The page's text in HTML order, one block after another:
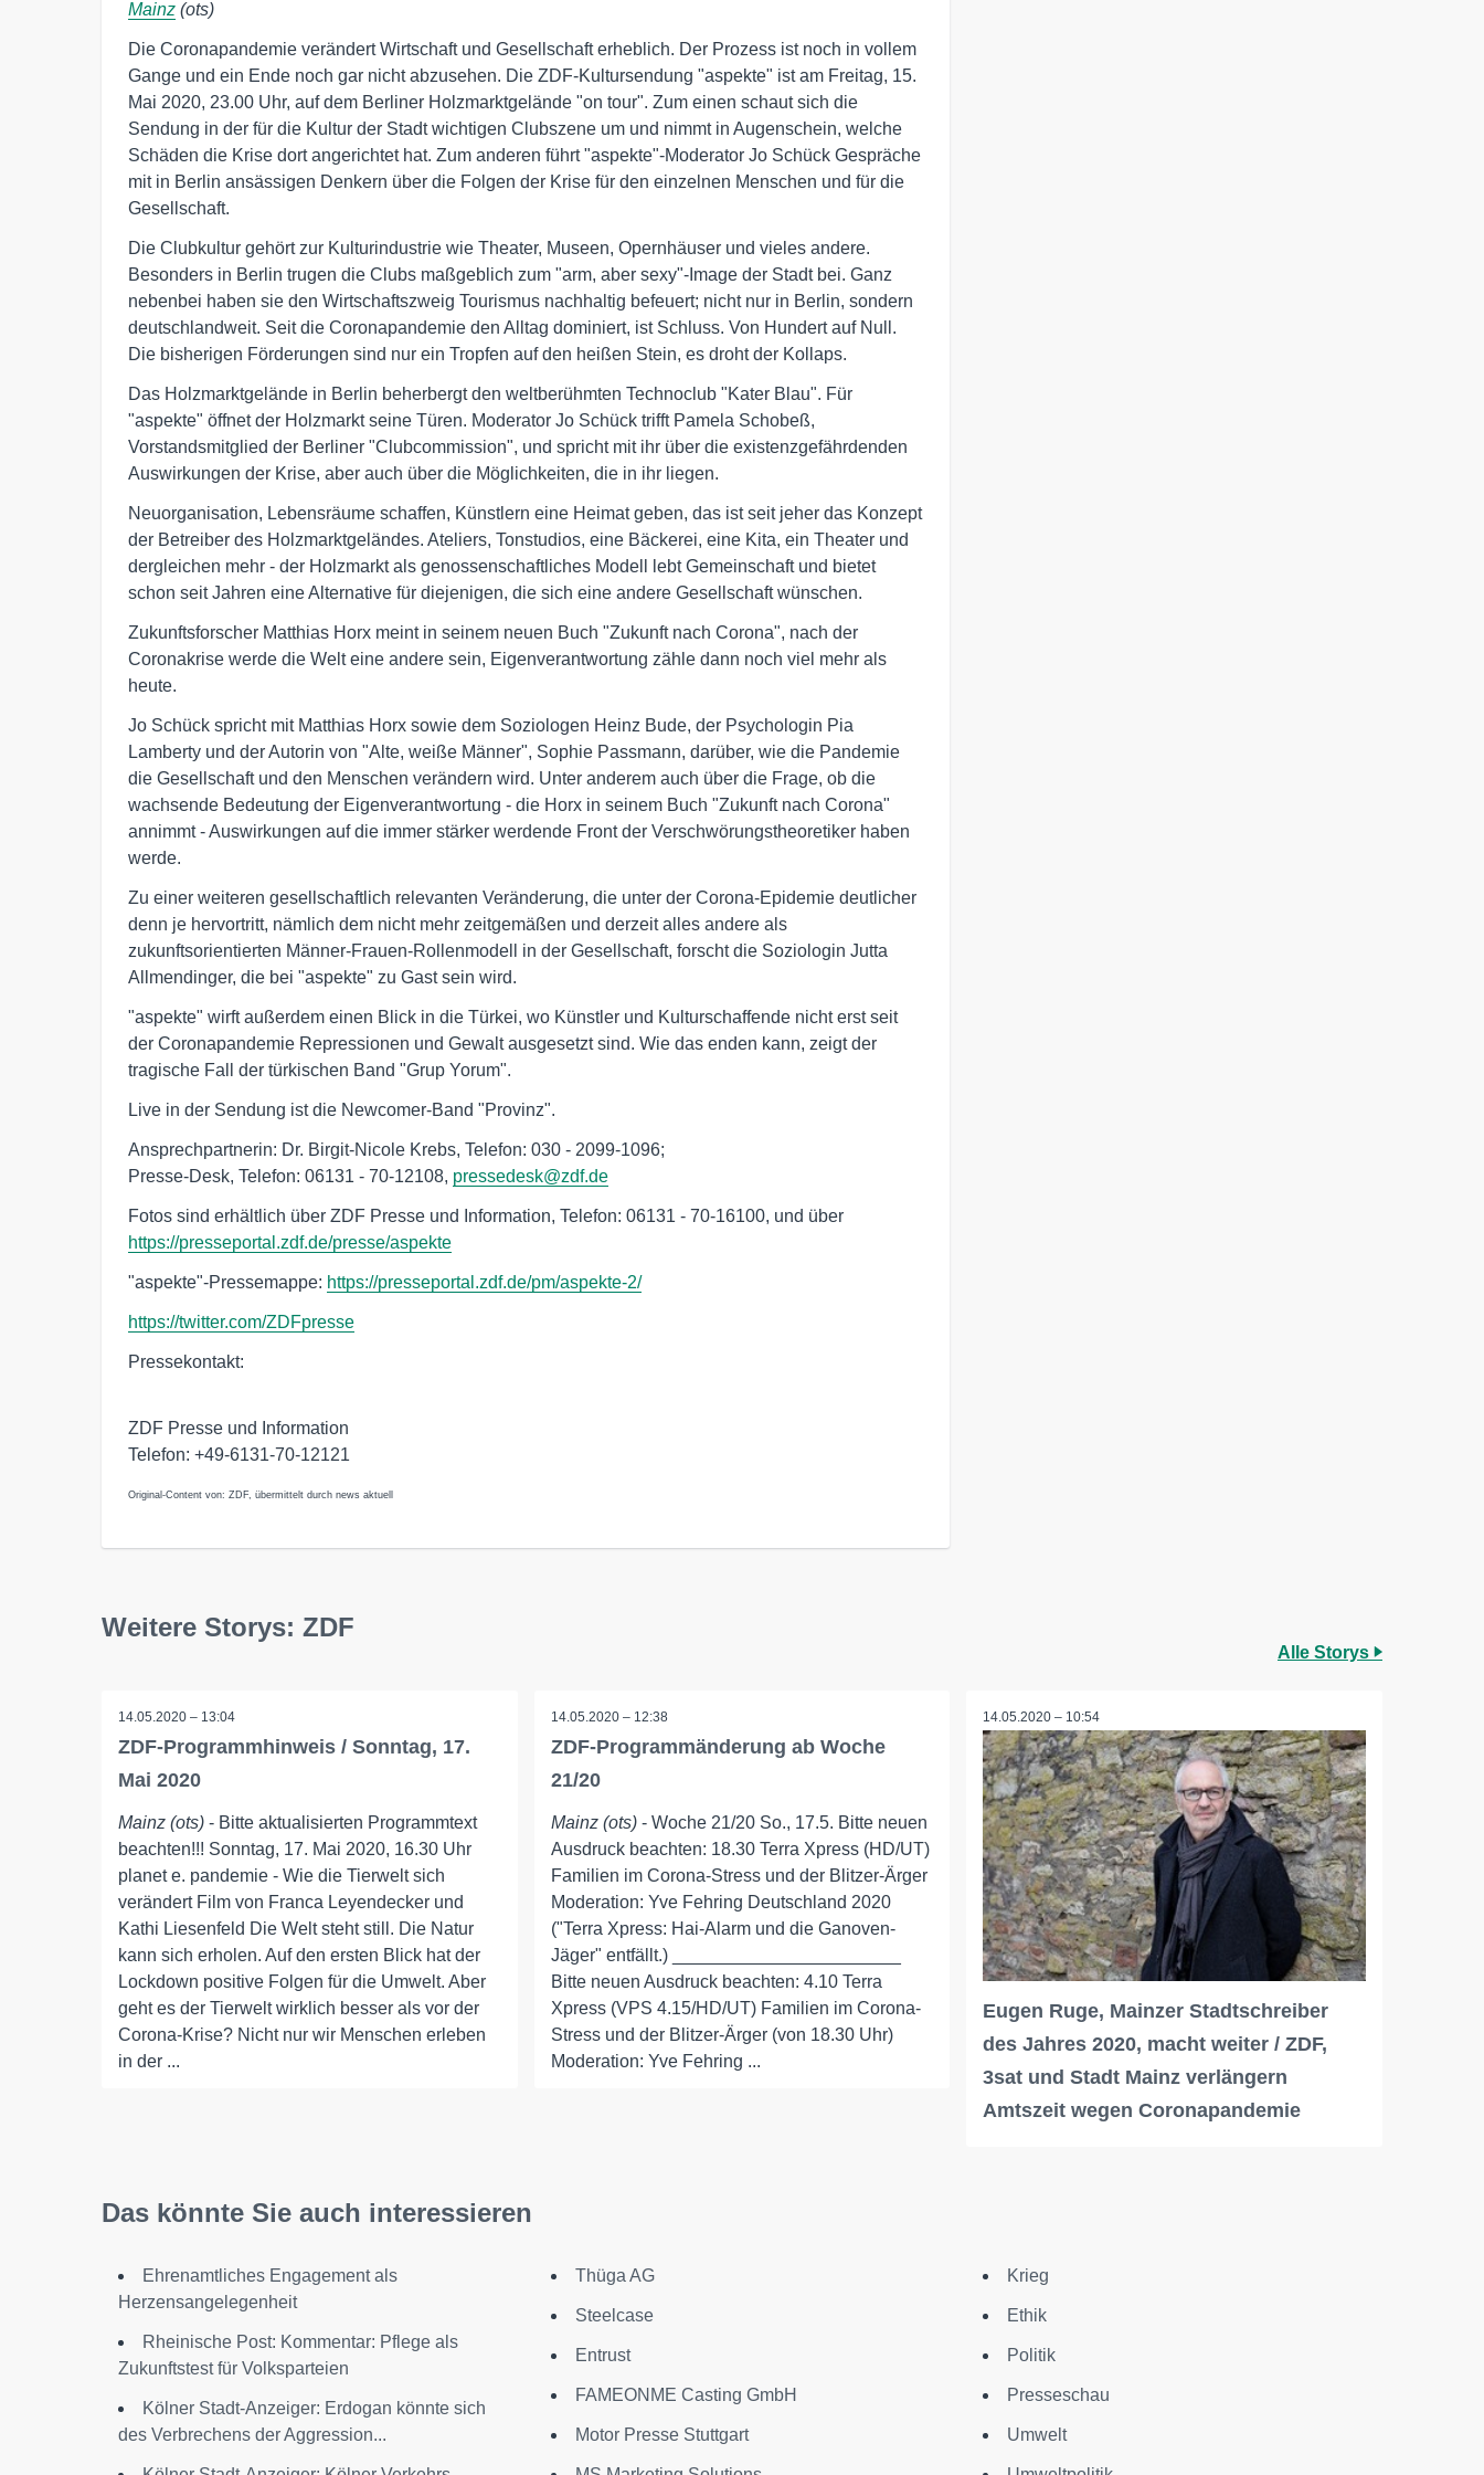
Mainz (ots)
Die Coronapandemie verändert Wirtschaft und Gesellschaft erheblich. Der Prozess ist noch in vollem
Gange und ein Ende noch gar nicht abzusehen. Die ZDF-Kultursendung "aspekte" ist am Freitag, 15.
Mai 2020, 23.00 Uhr, auf dem Berliner Holzmarktgelände "on tour". Zum einen schaut sich die
Sendung in der für die Kultur der Stadt wichtigen Clubszene um und nimmt in Augenschein, welche
Schäden die Krise dort angerichtet hat. Zum anderen führt "aspekte"-Moderator Jo Schück Gespräche
mit in Berlin ansässigen Denkern über die Folgen der Krise für den einzelnen Menschen und für die
Gesellschaft.
Die Clubkultur gehört zur Kulturindustrie wie Theater, Museen, Opernhäuser und vieles andere.
Besonders in Berlin trugen die Clubs maßgeblich zum "arm, aber sexy"-Image der Stadt bei. Ganz
nebenbei haben sie den Wirtschaftszweig Tourismus nachhaltig befeuert; nicht nur in Berlin, sondern
deutschlandweit. Seit die Coronapandemie den Alltag dominiert, ist Schluss. Von Hundert auf Null.
Die bisherigen Förderungen sind nur ein Tropfen auf den heißen Stein, es droht der Kollaps.
Das Holzmarktgelände in Berlin beherbergt den weltberühmten Technoclub "Kater Blau". Für
"aspekte" öffnet der Holzmarkt seine Türen. Moderator Jo Schück trifft Pamela Schobeß,
Vorstandsmitglied der Berliner "Clubcommission", und spricht mit ihr über die existenzgefährdenden
Auswirkungen der Krise, aber auch über die Möglichkeiten, die in ihr liegen.
Neuorganisation, Lebensräume schaffen, Künstlern eine Heimat geben, das ist seit jeher das Konzept
der Betreiber des Holzmarktgeländes. Ateliers, Tonstudios, eine Bäckerei, eine Kita, ein Theater und
dergleichen mehr - der Holzmarkt als genossenschaftliches Modell lebt Gemeinschaft und bietet
schon seit Jahren eine Alternative für diejenigen, die sich eine andere Gesellschaft wünschen.
Zukunftsforscher Matthias Horx meint in seinem neuen Buch "Zukunft nach Corona", nach der
Coronakrise werde die Welt eine andere sein, Eigenverantwortung zähle dann noch viel mehr als
heute.
Jo Schück spricht mit Matthias Horx sowie dem Soziologen Heinz Bude, der Psychologin Pia
Lamberty und der Autorin von "Alte, weiße Männer", Sophie Passmann, darüber, wie die Pandemie
die Gesellschaft und den Menschen verändern wird. Unter anderem auch über die Frage, ob die
wachsende Bedeutung der Eigenverantwortung - die Horx in seinem Buch "Zukunft nach Corona"
annimmt - Auswirkungen auf die immer stärker werdende Front der Verschwörungstheoretiker haben
werde.
Zu einer weiteren gesellschaftlich relevanten Veränderung, die unter der Corona-Epidemie deutlicher
denn je hervortritt, nämlich dem nicht mehr zeitgemäßen und derzeit alles andere als
zukunftsorientierten Männer-Frauen-Rollenmodell in der Gesellschaft, forscht die Soziologin Jutta
Allmendinger, die bei "aspekte" zu Gast sein wird.
"aspekte" wirft außerdem einen Blick in die Türkei, wo Künstler und Kulturschaffende nicht erst seit
der Coronapandemie Repressionen und Gewalt ausgesetzt sind. Wie das enden kann, zeigt der
tragische Fall der türkischen Band "Grup Yorum".
Live in der Sendung ist die Newcomer-Band "Provinz".
Ansprechpartnerin: Dr. Birgit-Nicole Krebs, Telefon: 030 - 2099-1096;
Presse-Desk, Telefon: 06131 - 70-12108, pressedesk@zdf.de
Fotos sind erhältlich über ZDF Presse und Information, Telefon: 06131 - 70-16100, und über
https://presseportal.zdf.de/presse/aspekte
"aspekte"-Pressemappe: https://presseportal.zdf.de/pm/aspekte-2/
https://twitter.com/ZDFpresse
Pressekontakt:
ZDF Presse und Information
Telefon: +49-6131-70-12121
Original-Content von: ZDF, übermittelt durch news aktuell
Weitere Storys: ZDF
Alle Storys
14.05.2020 – 13:04
ZDF-Programmhinweis / Sonntag, 17.
Mai 2020
Mainz (ots) - Bitte aktualisierten Programmtext
beachten!!! Sonntag, 17. Mai 2020, 16.30 Uhr
planet e. pandemie - Wie die Tierwelt sich
verändert Film von Franca Leyendecker und
Kathi Liesenfeld Die Welt steht still. Die Natur
kann sich erholen. Auf den ersten Blick hat der
Lockdown positive Folgen für die Umwelt. Aber
geht es der Tierwelt wirklich besser als vor der
Corona-Krise? Nicht nur wir Menschen erleben
in der ...
14.05.2020 – 12:38
ZDF-Programmänderung ab Woche
21/20
Mainz (ots)- Woche 21/20 So., 17.5. Bitte neuen
Ausdruck beachten: 18.30 Terra Xpress (HD/UT)
Familien im Corona-Stress und der Blitzer-Ärger
Moderation: Yve Fehring Deutschland 2020
("Terra Xpress: Hai-Alarm und die Ganoven-
Jäger" entfällt.) _______________________
Bitte neuen Ausdruck beachten: 4.10 Terra
Xpress (VPS 4.15/HD/UT) Familien im Corona-
Stress und der Blitzer-Ärger (von 18.30 Uhr)
Moderation: Yve Fehring ...
14.05.2020 – 10:54
Eugen Ruge, Mainzer Stadtschreiber
des Jahres 2020, macht weiter / ZDF,
3sat und Stadt Mainz verlängern
Amtszeit wegen Coronapandemie
Das könnte Sie auch interessieren
Ehrenamtliches Engagement als
Herzensangelegenheit
Rheinische Post: Kommentar: Pflege als
Zukunftstest für Volksparteien
Kölner Stadt-Anzeiger: Erdogan könnte sich
des Verbrechens der Aggression...
Thüga AG
Steelcase
Entrust
FAMEONME Casting GmbH
Motor Presse Stuttgart
Krieg
Ethik
Politik
Presseschau
Umwelt